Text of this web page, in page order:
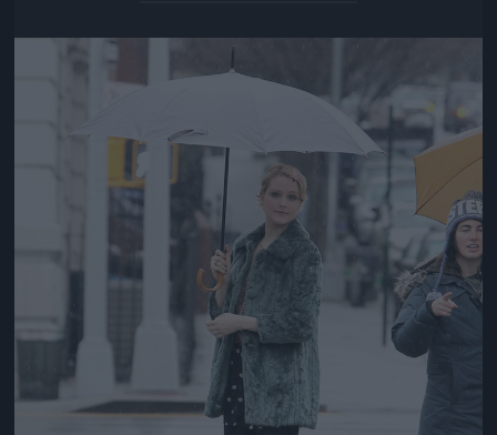
Jön még kép!